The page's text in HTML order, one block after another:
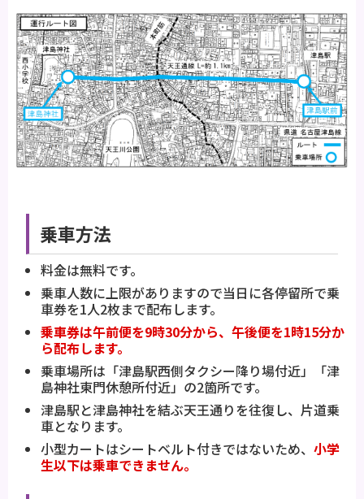
乗車方法
料金は無料です。
乗車人数に上限がありますので当日に各停留所で乗
車券を1人2枚まで配布します。
乗車券は午前便を9時30分から、午後便を1時15分か
ら配布します。
乗車場所は「津島駅西側タクシー降り場付近」「津
島神社東門休憩所付近」の2箇所です。
津島駅と津島神社を結ぶ天王通りを往復し、片道乗
車となります。
小型カートはシートベルト付きではないため、 小学
生以下は乗車できません。